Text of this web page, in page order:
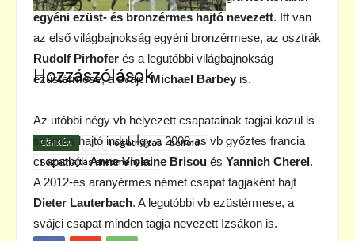
egyéni ezüst- és bronzérmes hajtó nevezett. Itt van
az első világbajnokság egyéni bronzérmese, az osztrák
Rudolf Pirhofer és a legutóbbi világbajnokság
ezüstérmese, a svájciMichael Barbey is.
Az utóbbi négy vb helyezett csapatainak tagjai közül is
számos hajtó indul. Így a 2008-as vb győztes francia
csapatbólAnne Violaine Brisou és Yannich Cherel.
A 2012-es aranyérmes német csapat tagjaként hajt
Dieter Lauterbach. A legutóbbi vb ezüstérmese, a
svájci csapat minden tagja nevezett Izsákon is.
Hozzászólások
CÍMKÉK .
Fogathajtás - belföld
Fogathajtás eredmények